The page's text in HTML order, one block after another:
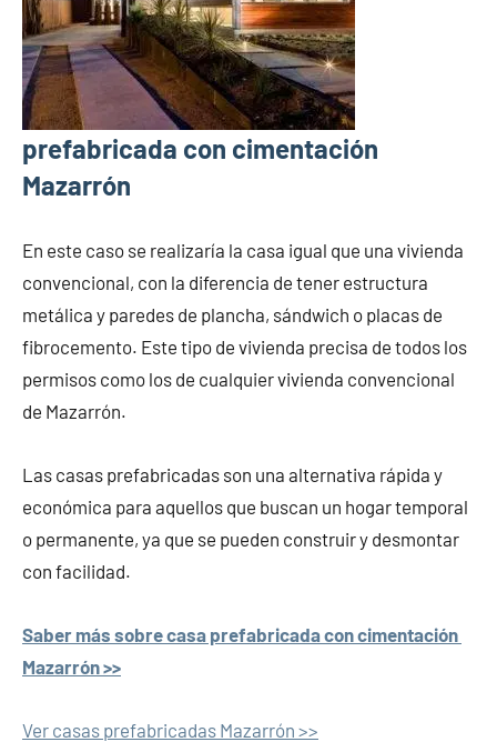
prefabricada con cimentación
Mazarrón
En este caso se realizaría la casa igual que una vivienda
convencional, con la diferencia de tener estructura
metálica y paredes de plancha, sándwich o placas de
fibrocemento. Este tipo de vivienda precisa de todos los
permisos como los de cualquier vivienda convencional
de Mazarrón.
Las casas prefabricadas son una alternativa rápida y
económica para aquellos que buscan un hogar temporal
o permanente, ya que se pueden construir y desmontar
con facilidad.
Saber más sobre casa prefabricada con cimentación
Mazarrón >>
Ver casas prefabricadas Mazarrón >>